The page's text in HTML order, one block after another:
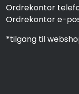
Ordrekontor
Ordrekontor e-
*tilgang til